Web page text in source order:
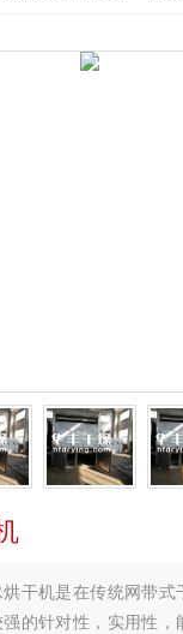
干机是在传统网带式
的针对性，实用性，